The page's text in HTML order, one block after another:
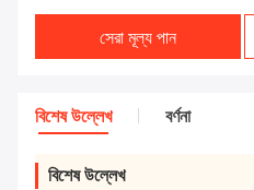
সেরা মূল্য পান
বিশেষ উল্লেখ বর্ণনা
বিশেষ উল্লেখ